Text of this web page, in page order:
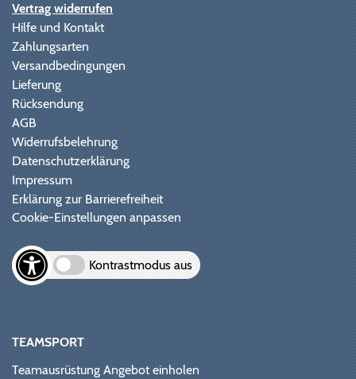
Vertrag widerrufen
Hilfe und Kontakt
Zahlungsarten
Versandbedingungen
Lieferung
Rücksendung
AGB
Widerrufsbelehrung
Datenschutzerklärung
Impressum
Erklärung zur Barrierefreiheit
Cookie-Einstellungen anpassen
Kontrastmodus aus
TEAMSPORT
Teamausrüstung Angebot einholen